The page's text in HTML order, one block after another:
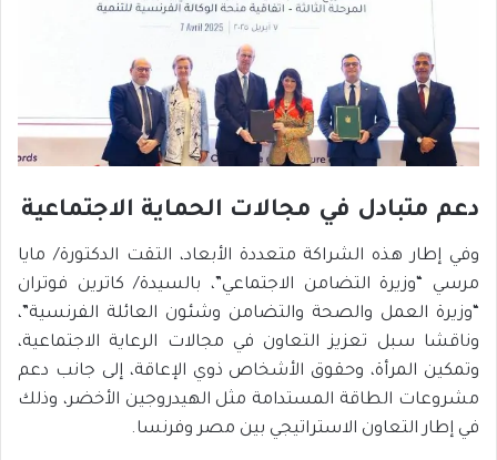
دعم متبادل في مجالات الحماية الاجتماعية
وفي إطار هذه الشراكة متعددة الأبعاد، التقت الدكتورة/ مايا
مرسي “وزيرة التضامن الاجتماعي”، بالسيدة/ كاترين فوتران
“وزيرة العمل والصحة والتضامن وشئون العائلة الفرنسية”،
وناقشا سبل تعزيز التعاون في مجالات الرعاية الاجتماعية،
وتمكين المرأة، وحقوق الأشخاص ذوي الإعاقة، إلى جانب دعم
مشروعات الطاقة المستدامة مثل الهيدروجين الأخضر، وذلك
في إطار التعاون الاستراتيجي بين مصر وفرنسا.